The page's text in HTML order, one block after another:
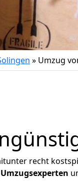
» Umzug
recht